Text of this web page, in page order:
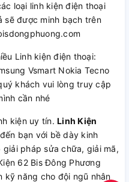
loại linh kiện điện thoại
sẽ được minh bạch trên
Linh kiện điện thoại:
Vsmart Nokia Tecno
khách vui lòng truy cập
cần nhé
kiện uy tín. Linh Kiện
bạn với bề dày kinh
pháp sửa chữa, giải mã,
62 Bis Đông Phương
kỹ năng cho đội ngũ nhân